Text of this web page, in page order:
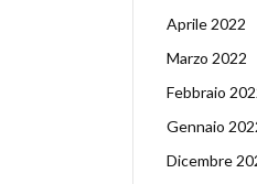
Aprile 2022
Marzo 2022
Febbraio
Gennaio
Dicembre